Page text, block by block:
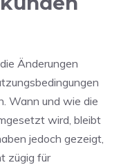
Änderungen
Wann und wie die
wird, bleibt
jedoch gezeigt,
zügig für